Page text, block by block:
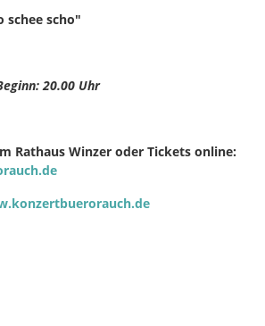
schee scho"
20.00 Uhr
Rathaus Winzer oder Tickets online:
e